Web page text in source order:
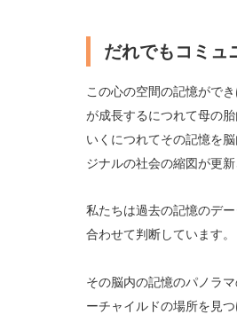
だれでもコミュ
この心の空間の記憶がで
が成長するにつれて母の胎
いくにつれてその記憶を
ジナルの社会の縮図が更新
私たちは過去の記憶のデ
合わせて判断しています。
その脳内の記憶のパノラ
ーチャイルドの場所を見つ